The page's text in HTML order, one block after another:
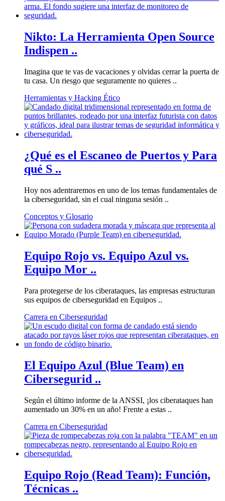
Nikto: La Herramienta Open Source
Indispen ..
Imagina que te vas de vacaciones y olvidas cerrar la puerta de
tu casa. Un riesgo que seguramente no quieres ..
Herramientas y Hacking Ético
¿Qué es el Escaneo de Puertos y Para
qué S ..
Hoy nos adentraremos en uno de los temas fundamentales de
la ciberseguridad, sin el cual ninguna sesión ..
Conceptos y Glosario
Equipo Rojo vs. Equipo Azul vs.
Equipo Mor ..
Para protegerse de los ciberataques, las empresas estructuran
sus equipos de ciberseguridad en Equipos ..
Carrera en Ciberseguridad
El Equipo Azul (Blue Team) en
Cibersegurid ..
Según el último informe de la ANSSI, ¡los ciberataques han
aumentado un 30% en un año! Frente a estas ..
Carrera en Ciberseguridad
Equipo Rojo (Read Team): Función,
Técnicas ..